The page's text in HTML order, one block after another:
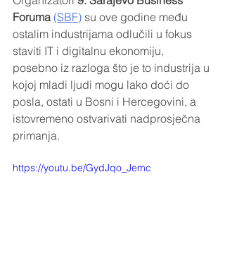
Foruma (SBF) su ove godine među
ostalim industrijama odlučili u fokus
staviti IT i digitalnu ekonomiju,
posebno iz razloga što je to industrija u
kojoj mladi ljudi mogu lako doći do
posla, ostati u Bosni i Hercegovini, a
istovremeno ostvarivati nadprosječna
primanja.
https://youtu.be/GydJqo_Jemc